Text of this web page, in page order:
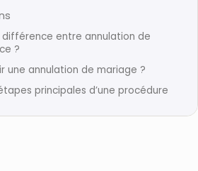
différence entre annulation de
?
une annulation de mariage ?
principales d’une procédure